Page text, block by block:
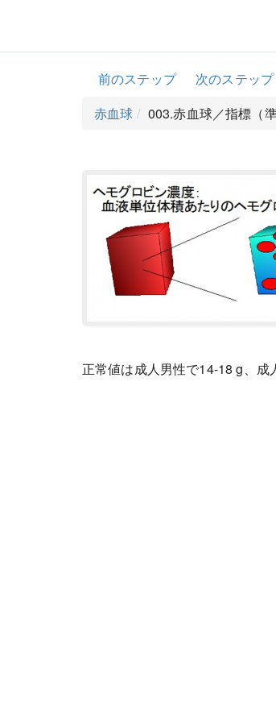
前のステップ
次のステップ
赤血球
003.赤血球／指標（準
正常値は成人男性で14-18 g、成